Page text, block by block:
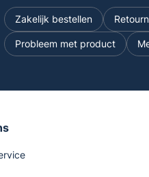
Zakelijk bestellen
Probleem met product